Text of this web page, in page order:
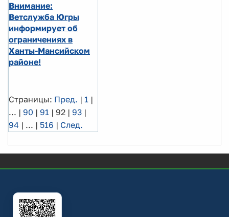
Внимание:
Ветслужба Югры
информирует об
ограничениях в
Ханты-Мансийском
районе!
Страницы: Пред. | 1 |
... | 90 | 91 | 92 | 93 |
94 | ... | 516 | След.